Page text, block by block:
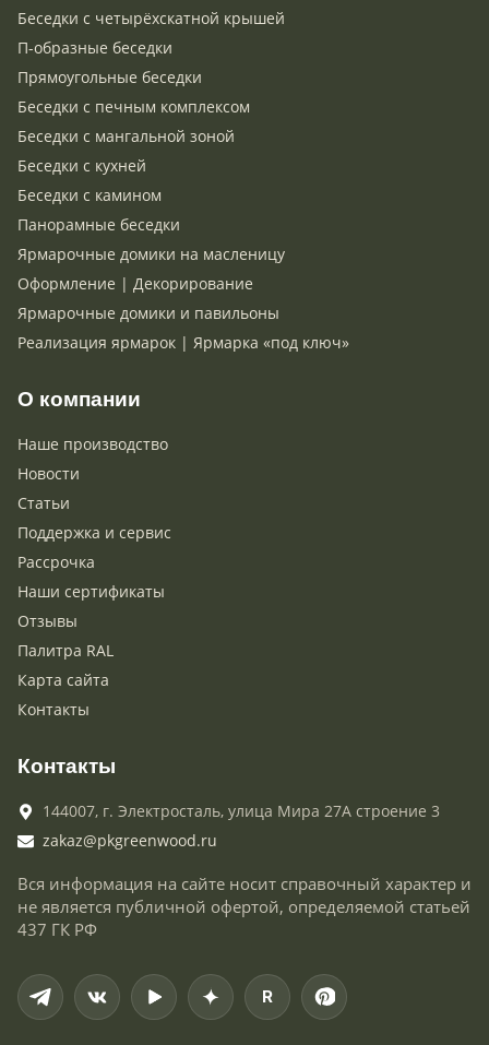
Беседки с четырёхскатной крышей
П-образные беседки
Прямоугольные беседки
Беседки с печным комплексом
Беседки с мангальной зоной
Беседки с кухней
Беседки с камином
Панорамные беседки
Ярмарочные домики на масленицу
Оформление | Декорирование
Ярмарочные домики и павильоны
Реализация ярмарок | Ярмарка «под ключ»
О компании
Наше производство
Новости
Статьи
Поддержка и сервис
Рассрочка
Наши сертификаты
Отзывы
Палитра RAL
Карта сайта
Контакты
Контакты
144007, г. Электросталь, улица Мира 27А строение 3
zakaz@pkgreenwood.ru
Вся информация на сайте носит справочный характер и
не является публичной офертой, определяемой статьей
437 ГК РФ
R